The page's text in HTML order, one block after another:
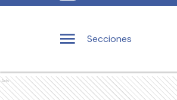
Secciones
Ads